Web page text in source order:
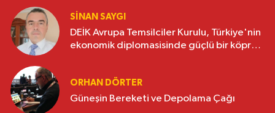
SINAN SAYGI
DEİK Avrupa Temsilciler Kurulu, Türkiye'nin
ekonomik diplomasisinde güçlü bir köprü
ORHAN DÖRTER
Güneşin Bereketi ve Depolama Çağı